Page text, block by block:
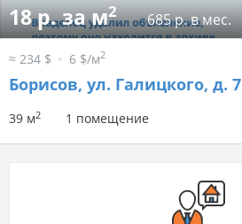
18 р. за м2 685 р. в мес.
≈ 234 $ 6 $/м2
Борисов, ул. Галицкого, д. 7
39 м2 1 помещение